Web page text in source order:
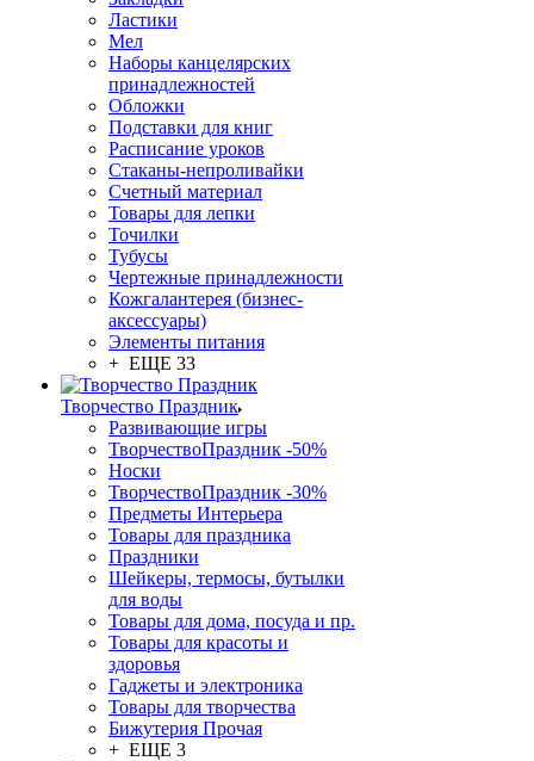
Ластики
Мел
Наборы канцелярских
принадлежностей
Обложки
Подставки для книг
Расписание уроков
Стаканы-непроливайки
Счетный материал
Товары для лепки
Точилки
Тубусы
Чертежные принадлежности
Кожгалантерея (бизнес-
аксессуары)
Элементы питания
+ ЕЩЕ 33
Творчество Праздник
Развивающие игры
ТворчествоПраздник -50%
Носки
ТворчествоПраздник -30%
Предметы Интерьера
Товары для праздника
Праздники
Шейкеры, термосы, бутылки
для воды
Товары для дома, посуда и пр.
Товары для красоты и
здоровья
Гаджеты и электроника
Товары для творчества
Бижутерия Прочая
+ ЕЩЕ 3